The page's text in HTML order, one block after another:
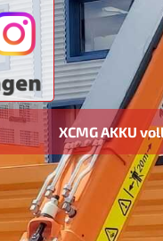
AKKU vollelektrische